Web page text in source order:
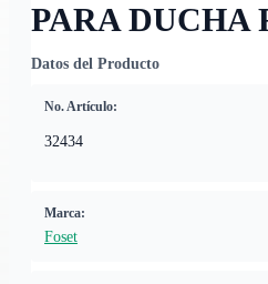
PARA DUCHA
Datos del Producto
No. Artículo:
32434
Marca:
Foset